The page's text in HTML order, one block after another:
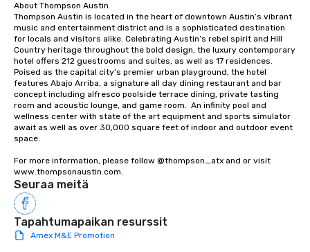
About Thompson Austin
Thompson Austin is located in the heart of downtown Austin’s vibrant
music and entertainment district and is a sophisticated destination
for locals and visitors alike. Celebrating Austin’s rebel spirit and Hill
Country heritage throughout the bold design, the luxury contemporary
hotel offers 212 guestrooms and suites, as well as 17 residences.
Poised as the capital city’s premier urban playground, the hotel
features Abajo Arriba, a signature all day dining restaurant and bar
concept including alfresco poolside terrace dining, private tasting
room and acoustic lounge, and game room.  An infinity pool and
wellness center with state of the art equipment and sports simulator
await as well as over 30,000 square feet of indoor and outdoor event
space.
For more information, please follow @thompson_atx and or visit
www.thompsonaustin.com.
Seuraa meitä
Tapahtumapaikan resurssit
Amex M&E Promotion